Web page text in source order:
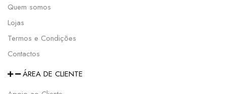
Quem somos
Lojas
Termos e Condições
Contactos
ÁREA DE CLIENTE